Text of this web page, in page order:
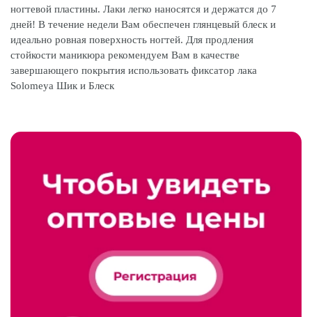
ногтевой пластины. Лаки легко наносятся и держатся до 7
дней! В течение недели Вам обеспечен глянцевый блеск и
идеально ровная поверхность ногтей. Для продления
стойкости маникюра рекомендуем Вам в качестве
завершающего покрытия использовать фиксатор лака
Solomeya Шик и Блеск